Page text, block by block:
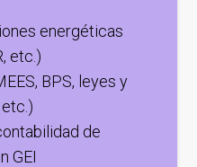
energéticas
etc.)
BPS, leyes y
de
GEI